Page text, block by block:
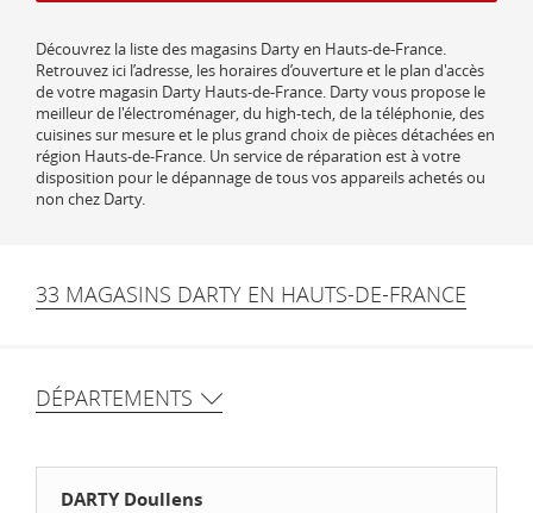
Découvrez la liste des magasins Darty en Hauts-de-France.
Retrouvez ici l’adresse, les horaires d’ouverture et le plan d'accès
de votre magasin Darty Hauts-de-France. Darty vous propose le
meilleur de l'électroménager, du high-tech, de la téléphonie, des
cuisines sur mesure et le plus grand choix de pièces détachées en
région Hauts-de-France. Un service de réparation est à votre
disposition pour le dépannage de tous vos appareils achetés ou
non chez Darty.
33 MAGASINS DARTY EN HAUTS-DE-FRANCE
DÉPARTEMENTS
DARTY Doullens